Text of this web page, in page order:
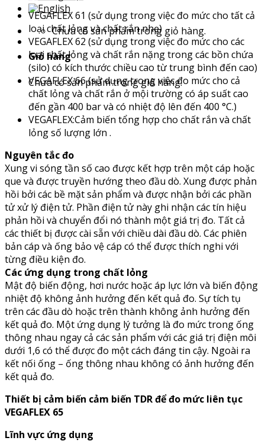
Chưa có sản phẩm trong giỏ hàng.
Giỏ hàng
Chưa có sản phẩm trong giỏ hàng.
VEGAFLEX 61 (sử dụng trong việc đo mức cho tất cả
loại chất lỏng và chất rắn nhẹ)
VEGAFLEX 62 (sử dụng trong việc đo mức cho các
loại chất lỏng và chất rắn nặng trong các bồn chứa
(silo) có kích thước chiều cao từ trung bình đến cao)
VEGAFLEX 66 (sử dụng trong việc đo mức cho cả
chất lỏng và chất rắn ở mội trường có áp suất cao
đến gần 400 bar và có nhiệt độ lên đến 400 °C.)
VEGAFLEX:Cảm biến tổng hợp cho chất rắn và chất
lỏng số lượng lớn .
Nguyên tắc đo
Xung vi sóng tần số cao được kết hợp trên một cáp hoặc
que và được truyền hướng theo đầu dò. Xung được phản
hồi bởi các bề mặt sản phẩm và được nhận bởi các phần
tử xử lý điện tử. Phần điện tử này ghi nhận các tín hiệu
phản hồi và chuyển đổi nó thành một giá trị đo. Tất cả
các thiết bị được cài sẵn với chiều dài đầu dò. Các phiên
bản cáp và ống bảo vệ cáp có thể được thích nghi với
từng điều kiện đo.
Các ứng dụng trong chất lỏng
Mật độ biến động, hơi nước hoặc áp lực lớn và biến động
nhiệt độ không ảnh hưởng đến kết quả đo. Sự tích tụ
trên các đầu dò hoặc trên thành không ảnh hưởng đến
kết quả đo. Một ứng dụng lý tưởng là đo mức trong ống
thông nhau ngay cả các sản phẩm với các giá trị điện môi
dưới 1,6 có thể được đo một cách đáng tin cậy. Ngoài ra
kết nối ống – ống thông nhau không có ảnh hưởng đến
kết quả đo.
Thiết bị cảm biến cảm biến TDR để đo mức liên tục
VEGAFLEX 65
Lĩnh vực ứng dụng